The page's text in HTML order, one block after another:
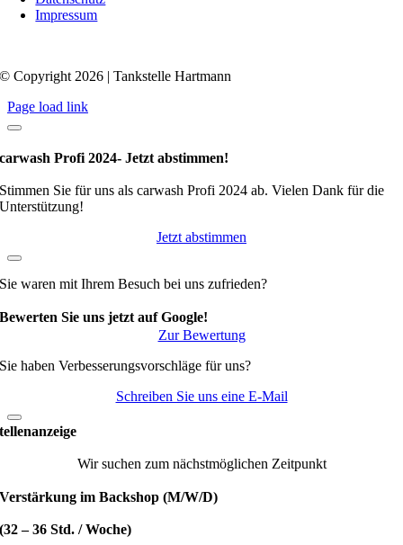
Impressum
© Copyright 2026 | Tankstelle Hartmann
Page load link
carwash Profi 2024- Jetzt abstimmen!
Stimmen Sie für uns als carwash Profi 2024 ab. Vielen Dank für die
Unterstützung!
Jetzt abstimmen
Sie waren mit Ihrem Besuch bei uns zufrieden?
Bewerten Sie uns jetzt auf Google!
Zur Bewertung
Sie haben Verbesserungsvorschläge für uns?
Schreiben Sie uns eine E-Mail
Wir suchen zum nächstmöglichen Zeitpunkt
Verstärkung im Backshop (M/W/D)
(32 – 36 Std. / Woche)